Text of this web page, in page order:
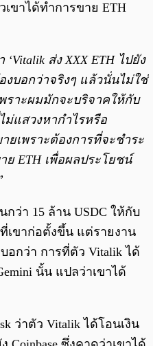
ขาได้ทำการขาย ETH
ส่ง XXX ETH ไปยัง
บอกว่าจริงๆ แล้วนั่นไม่ใช่
ราะผมมักจะบริจาคให้กับ
ม่แสวงหากำไรหรือ
ยเพราะต้องการที่จะชำระ
ETH เพื่อผลประโยชน์
กว่า 15 ล้าน USDC ให้กับ
เขาก่อตั้งขึ้น แต่รายงาน
อกว่า การที่ตัว Vitalik ได้
นั้น แปลว่าเขาได้
ว่าตัว Vitalik ได้โอนเงิน